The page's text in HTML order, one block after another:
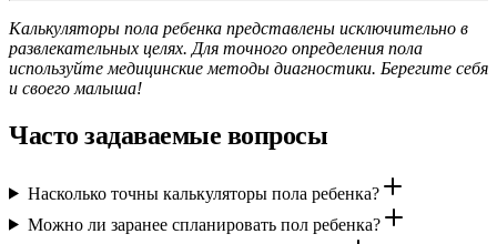
Калькуляторы пола ребенка представлены исключительно в
развлекательных целях. Для точного определения пола
используйте медицинские методы диагностики. Берегите себя
и своего малыша!
Часто задаваемые вопросы
Насколько точны калькуляторы пола ребенка?
Можно ли заранее спланировать пол ребенка?